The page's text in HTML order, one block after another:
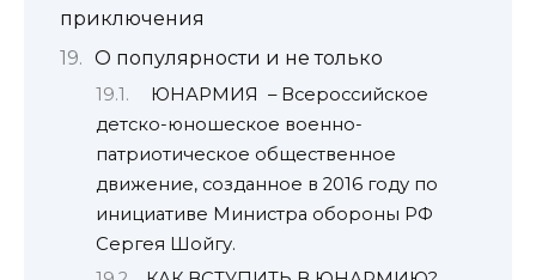
приключения
О популярности и не только
ЮНАРМИЯ – Всероссийское
детско-юношеское военно-
патриотическое общественное
движение, созданное в 2016 году по
инициативе Министра обороны РФ
Сергея Шойгу.